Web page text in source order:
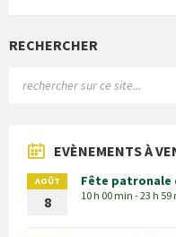
RECHERCHER
EVÈNEMENTS À
AOÛT
8
Fête patronale
10 h 00 min - 23 h 59